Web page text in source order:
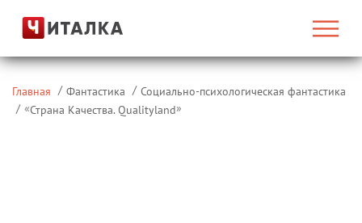
Главная Фантастика
Социально-психологическая фантастика
«Страна Качества. Qualityland»